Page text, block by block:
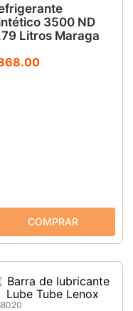
3500 ND
Litros Maraga
.00